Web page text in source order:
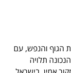
הגוף והנפש, עם
תלויה